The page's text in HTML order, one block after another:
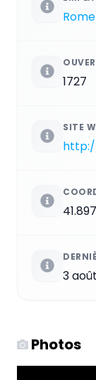
Rome
1727
SITE
3
Photos